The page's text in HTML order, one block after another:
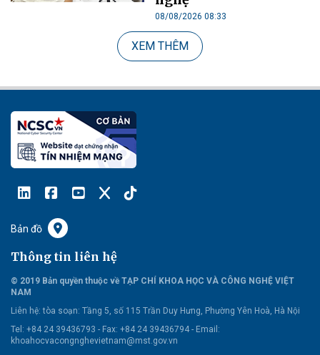
08/08/2026 08:33
XEM THÊM
Bản đồ
Thông tin liên hệ
© 2019 Bản quyền thuộc về TẠP CHÍ KHOA HỌC VÀ CÔNG NGHỆ VIỆT
NAM
Liên hệ: tòa soạn: Tầng 5, số 115 Trần Duy Hưng, Phường Yên Hoà, Hà Nội
Tel: +84 24 39436793 - Fax: +84 24 39436794 - Email:
khoahocvacongnghevietnam@mst.gov.vn